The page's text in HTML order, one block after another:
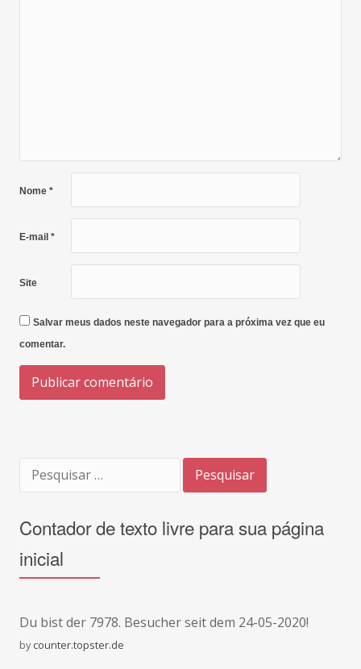
Nome *
E-mail *
Site
Salvar meus dados neste navegador para a próxima vez que eu
comentar.
por:
Contador de texto livre para sua página
inicial
Du bist der 7978. Besucher seit dem 24-05-2020!
bycounter.topster.de